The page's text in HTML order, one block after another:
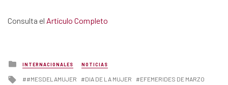
Consulta el Artículo Completo
Posted
in
INTERNACIONALES NOTICIAS
Tagged
#MESDELAMUJER DIA DE LA MUJER
EFEMERIDES DE MARZO